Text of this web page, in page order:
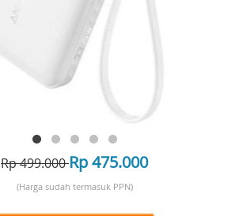
Rp 499.000Rp 475.000
(Harga sudah termasuk PPN)